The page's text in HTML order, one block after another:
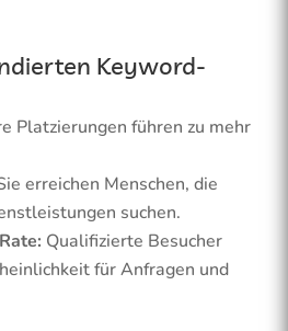
Keyword-
Platzierungen führen zu mehr
erreichen Menschen, die
suchen.
Qualifizierte Besucher
für Anfragen und